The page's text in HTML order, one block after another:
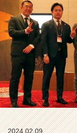
2024.02.09